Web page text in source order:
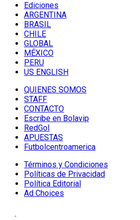
Ediciones
ARGENTINA
BRASIL
CHILE
GLOBAL
MÉXICO
PERU
US ENGLISH
QUIENES SOMOS
STAFF
CONTACTO
Escribe en Bolavip
RedGol
APUESTAS
Futbolcentroamerica
Términos y Condiciones
Políticas de Privacidad
Política Editorial
Ad Choices